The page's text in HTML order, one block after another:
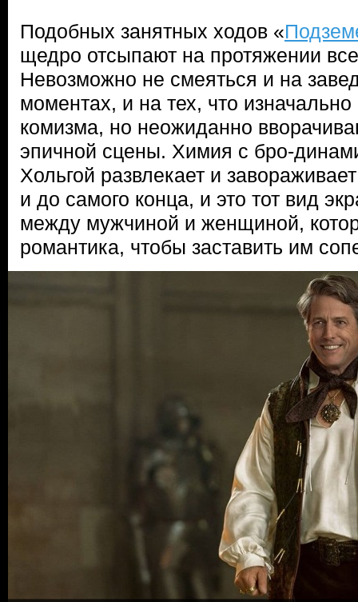
Подобных занятных ходов «
щедро отсыпают на протяжении
Невозможно не смеяться и на
моментах, и на тех, что
комизма, но неожиданно
эпичной сцены. Химия с бро-
Хольгой развлекает и
и до самого конца, и это тот вид
между мужчиной и женщиной,
романтика, чтобы заставить им